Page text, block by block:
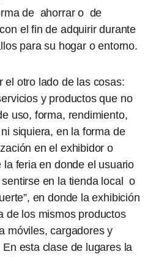
de ahorrar o de
el fin de adquirir durante
para su hogar o entorno.
el otro lado de las cosas:
y productos que no
uso, forma, rendimiento,
siquiera, en la forma de
en el exhibidor o
feria en donde el usuario
en la tienda local o
en donde la exhibición
de los mismos productos
móviles, cargadores y
esta clase de lugares la